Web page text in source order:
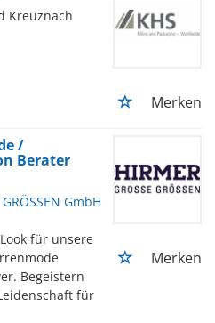
Kreuznach
Merken
/
Berater
GmbH
für unsere
Begeistern
für
Merken